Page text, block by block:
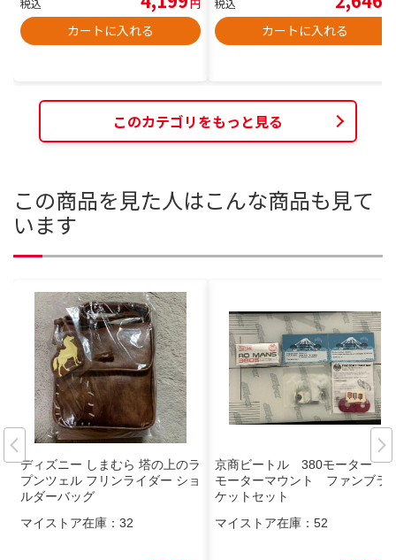
税込 円
カートに入れる
税込
カートに入れる
このカテゴリをもっと見る
この商品を見た人はこんな商品も見て
います
ディズニー しまむら 塔の上のラ
プンツェル フリンライダー ショ
ルダーバッグ
マイストア在庫： 32
京商ビートル 380モーター
モーターマウント ファンブラ
ケットセット
マイストア在庫： 52